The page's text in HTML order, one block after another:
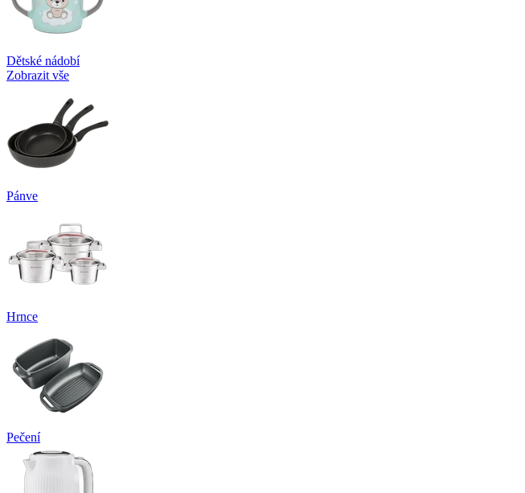
Dětské nádobí
Zobrazit vše
Pánve
Hrnce
Pečení